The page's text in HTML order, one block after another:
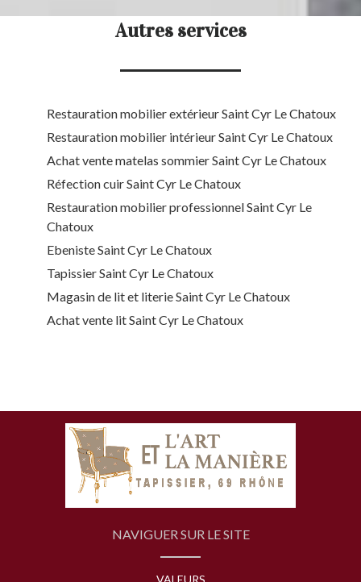
Autres services
Restauration mobilier extérieur Saint Cyr Le Chatoux
Restauration mobilier intérieur Saint Cyr Le Chatoux
Achat vente matelas sommier Saint Cyr Le Chatoux
Réfection cuir Saint Cyr Le Chatoux
Restauration mobilier professionnel Saint Cyr Le
Chatoux
Ebeniste Saint Cyr Le Chatoux
Tapissier Saint Cyr Le Chatoux
Magasin de lit et literie Saint Cyr Le Chatoux
Achat vente lit Saint Cyr Le Chatoux
NAVIGUER SUR LE SITE